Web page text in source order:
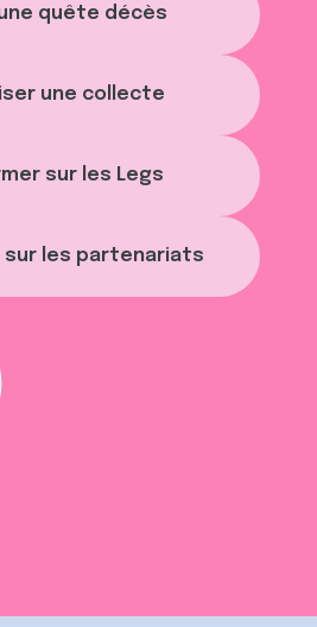
quête décès
une collecte
sur les Legs
sur les partenariats